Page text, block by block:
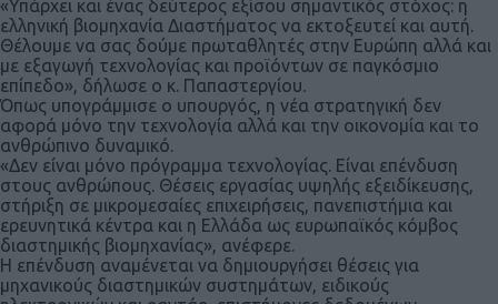
«Υπάρχει και ένας δεύτερος εξίσου σημαντικός στόχος: η
ελληνική βιομηχανία Διαστήματος να εκτοξευτεί και αυτή.
Θέλουμε να σας δούμε πρωταθλητές στην Ευρώπη αλλά και
με εξαγωγή τεχνολογίας και προϊόντων σε παγκόσμιο
επίπεδο», δήλωσε ο κ. Παπαστεργίου.
Όπως υπογράμμισε ο υπουργός, η νέα στρατηγική δεν
αφορά μόνο την τεχνολογία αλλά και την οικονομία και το
ανθρώπινο δυναμικό.
«Δεν είναι μόνο πρόγραμμα τεχνολογίας. Είναι επένδυση
στους ανθρώπους. Θέσεις εργασίας υψηλής εξειδίκευσης,
στήριξη σε μικρομεσαίες επιχειρήσεις, πανεπιστήμια και
ερευνητικά κέντρα και η Ελλάδα ως ευρωπαϊκός κόμβος
διαστημικής βιομηχανίας», ανέφερε.
Η επένδυση αναμένεται να δημιουργήσει θέσεις για
μηχανικούς διαστημικών συστημάτων, ειδικούς